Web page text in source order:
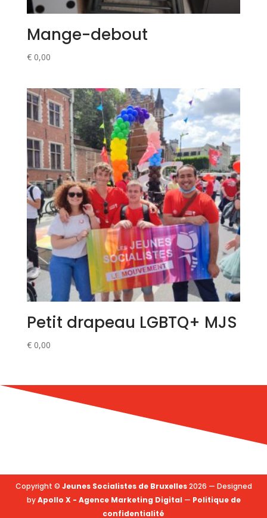
Mange-debout
€0,00
Petit drapeau LGBTQ+ MJS
€0,00
Copyright © Jeunes Socialistes de Bruxelles2026 — Designed
byApollo X - Agence Marketing Digital — Politique de
confidentialité